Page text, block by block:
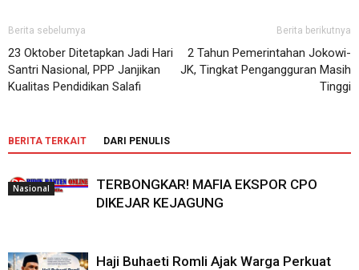
Berita sebelumya
23 Oktober Ditetapkan Jadi Hari
Santri Nasional, PPP Janjikan
Kualitas Pendidikan Salafi
Berita berikutnya
2 Tahun Pemerintahan Jokowi-
JK, Tingkat Pengangguran Masih
Tinggi
BERITA TERKAIT DARI PENULIS
Nasional
TERBONGKAR! MAFIA EKSPOR CPO
DIKEJAR KEJAGUNG
Haji Buhaeti Romli Ajak Warga Perkuat